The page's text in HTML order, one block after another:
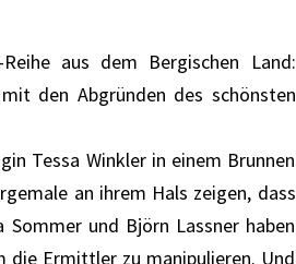
aus dem Bergischen Land:
den Abgründen des schönsten
Tessa Winkler in einem Brunnen
an ihrem Hals zeigen, dass
und Björn Lassner haben
die Ermittler zu manipulieren. Und